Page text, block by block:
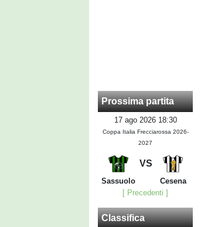
Prossima partita
17 ago 2026 18:30
Coppa Italia Frecciarossa 2026-
2027
VS
Sassuolo
Cesena
[ Precedenti ]
Classifica